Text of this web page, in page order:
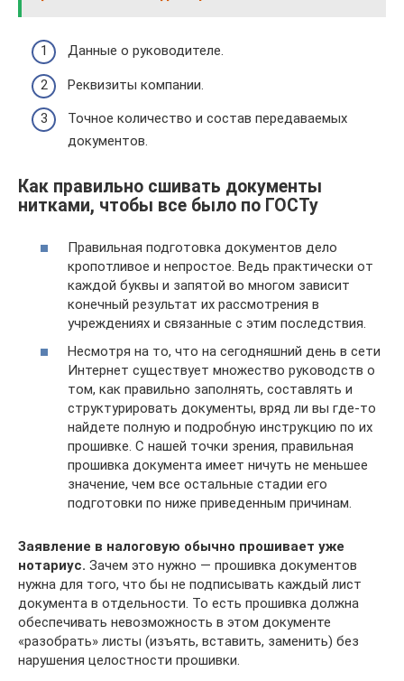
Данные о руководителе.
Реквизиты компании.
Точное количество и состав передаваемых
документов.
Как правильно сшивать документы
нитками, чтобы все было по ГОСТу
Правильная подготовка документов дело
кропотливое и непростое. Ведь практически от
каждой буквы и запятой во многом зависит
конечный результат их рассмотрения в
учреждениях и связанные с этим последствия.
Несмотря на то, что на сегодняшний день в сети
Интернет существует множество руководств о
том, как правильно заполнять, составлять и
структурировать документы, вряд ли вы где-то
найдете полную и подробную инструкцию по их
прошивке. С нашей точки зрения, правильная
прошивка документа имеет ничуть не меньшее
значение, чем все остальные стадии его
подготовки по ниже приведенным причинам.
Заявление в налоговую обычно прошивает уже
нотариус. Зачем это нужно — прошивка документов
нужна для того, что бы не подписывать каждый лист
документа в отдельности. То есть прошивка должна
обеспечивать невозможность в этом документе
«разобрать» листы (изъять, вставить, заменить) без
нарушения целостности прошивки.